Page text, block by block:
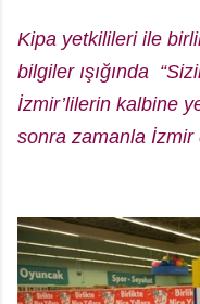
Kipa yetkilileri ile
bilgiler ışığında
İzmir’lilerin kalbine
sonra zamanla İzmir